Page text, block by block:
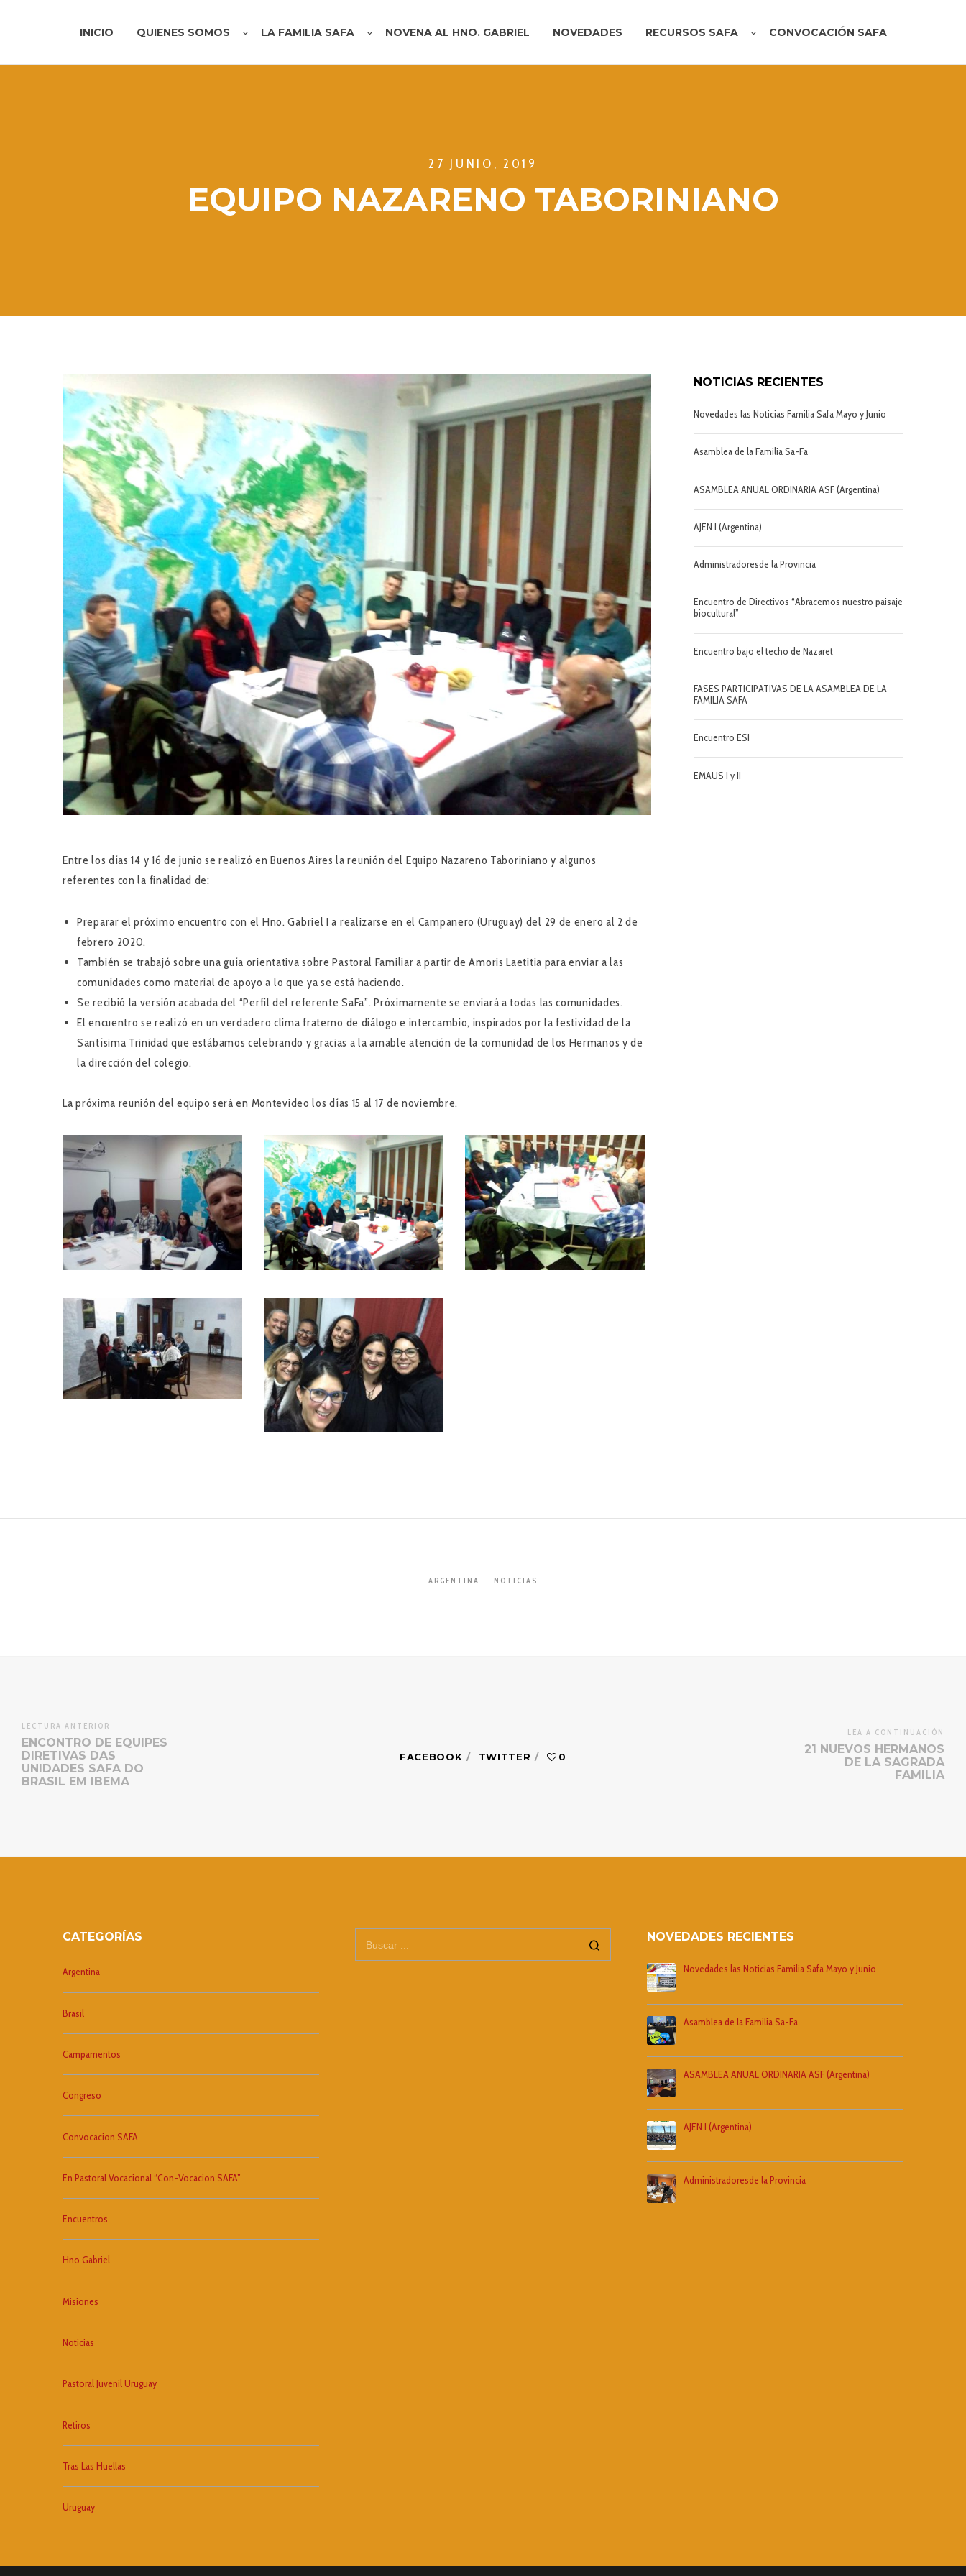
INICIO QUIENES SOMOS LA FAMILIA SAFA NOVENA AL HNO. GABRIEL NOVEDADES RECURSOS SAFA CONVOCACIÓN SAFA
27 JUNIO, 2019
EQUIPO NAZARENO TABORINIANO
Entre los días 14 y 16 de junio se realizó en Buenos Aires la reunión del Equipo Nazareno Taboriniano y algunos
referentes con la finalidad de:
Preparar el próximo encuentro con el Hno. Gabriel I a realizarse en el Campanero (Uruguay) del 29 de enero al 2 de
febrero 2020.
También se trabajó sobre una guía orientativa sobre Pastoral Familiar a partir de Amoris Laetitia para enviar a las
comunidades como material de apoyo a lo que ya se está haciendo.
Se recibió la versión acabada del “Perfil del referente SaFa”. Próximamente se enviará a todas las comunidades.
El encuentro se realizó en un verdadero clima fraterno de diálogo e intercambio, inspirados por la festividad de la
Santísima Trinidad que estábamos celebrando y gracias a la amable atención de la comunidad de los Hermanos y de
la dirección del colegio.
La próxima reunión del equipo será en Montevideo los días 15 al 17 de noviembre.
NOTICIAS RECIENTES
Novedades las Noticias Familia Safa Mayo y Junio
Asamblea de la Familia Sa-Fa
ASAMBLEA ANUAL ORDINARIA ASF (Argentina)
AJEN I (Argentina)
Administradoresde la Provincia
Encuentro de Directivos “Abracemos nuestro paisaje
biocultural”
Encuentro bajo el techo de Nazaret
FASES PARTICIPATIVAS DE LA ASAMBLEA DE LA
FAMILIA SAFA
Encuentro ESI
EMAUS I y II
ARGENTINA NOTICIAS
LECTURA ANTERIOR
ENCONTRO DE EQUIPES
DIRETIVAS DAS
UNIDADES SAFA DO
BRASIL EM IBEMA
FACEBOOK TWITTER 0
LEA A CONTINUACIÓN
21 NUEVOS HERMANOS
DE LA SAGRADA
FAMILIA
CATEGORÍAS
Argentina
Brasil
Campamentos
Congreso
Convocacion SAFA
En Pastoral Vocacional “Con-Vocacion SAFA”
Encuentros
Hno Gabriel
Misiones
Noticias
Pastoral Juvenil Uruguay
Retiros
Tras Las Huellas
Uruguay
NOVEDADES RECIENTES
Novedades las Noticias Familia Safa Mayo y Junio
Asamblea de la Familia Sa-Fa
ASAMBLEA ANUAL ORDINARIA ASF (Argentina)
AJEN I (Argentina)
Administradoresde la Provincia